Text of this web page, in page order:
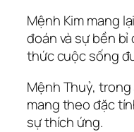
Mệnh Kim mang
đoán và sự bền
thức cuộc sống
Mệnh Thuỷ,
mang theo đặc
sự thích ứng.